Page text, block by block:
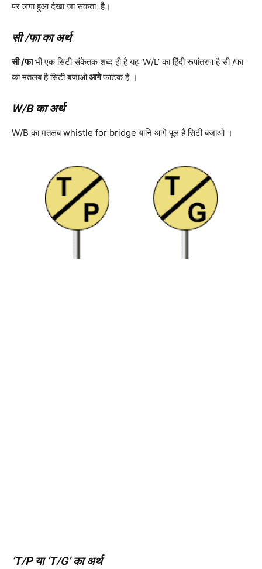
पर लगा हुआ देखा जा सकता है।
सी /फा का अर्थ
सी /फाभी एक सिटी संकेतक शब्द ही है यह ‘W/L’ का हिंदी रूपांतरण है सी /फा
का मतलब है सिटी बजाओआगेफाटक है ।
W/B का अर्थ
W/B का मतलब whistle for bridge यानि आगे पूल है सिटी बजाओ ।
‘T/P या ‘T/G’ का अर्थ